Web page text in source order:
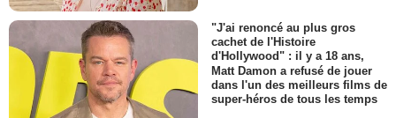
"J'ai renoncé au plus gros
cachet de l'Histoire
d'Hollywood" : il y a 18 ans,
Matt Damon a refusé de jouer
dans l'un des meilleurs films de
super-héros de tous les temps